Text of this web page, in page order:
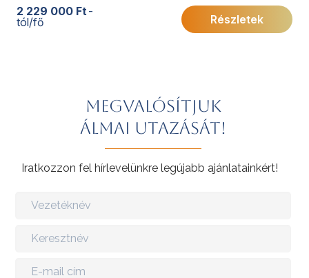
romvárosaitól a régió mai kultúrájáig. Ősi civilizációk,
bájos kisvárosok és különleges élmények várják!
2 229 000 Ft-
tól/fő
Részletek
Megvalósítjuk
álmai utazását!
Iratkozzon fel hírlevelünkre legújabb ajánlatainkért!